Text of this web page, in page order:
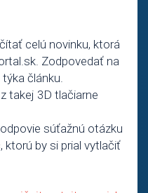
celú novinku, ktorá
Zodpovedať na
článku.
takej 3D tlačiarne
súťažnú otázku
ktorú by si prial vytlačiť